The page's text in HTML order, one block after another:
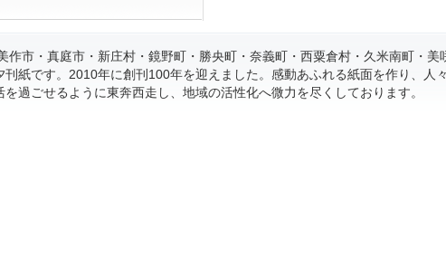
作市・真庭市・新庄村・鏡野町・勝央町・奈義町・西粟倉村・久米南町・美
刊紙です。2010年に創刊100年を迎えました。感動あふれる紙面を作り、人
過ごせるように東奔西走し、地域の活性化へ微力を尽くしております。